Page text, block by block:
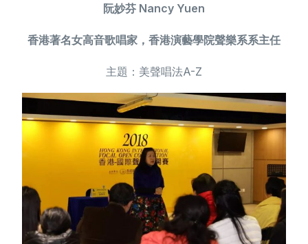
阮妙芬 Nancy Yuen
香港著名女高音歌唱家，香港演藝學院聲樂系系主任
主題：美聲唱法A-Z